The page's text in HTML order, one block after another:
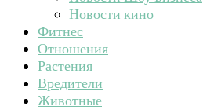
Новости кино
Фитнес
Отношения
Растения
Вредители
Животные